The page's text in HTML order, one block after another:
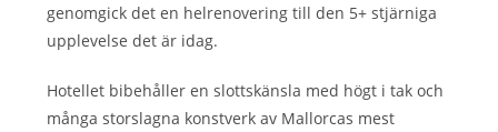
genomgick det en helrenovering till den 5+ stjärniga
upplevelse det är idag.
Hotellet bibehåller en slottskänsla med högt i tak och
många storslagna konstverk av Mallorcas mest